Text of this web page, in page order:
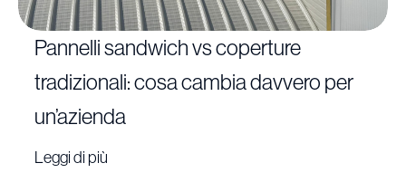
Pannelli sandwich vs coperture
tradizionali: cosa cambia davvero per
un’azienda
Leggi di più